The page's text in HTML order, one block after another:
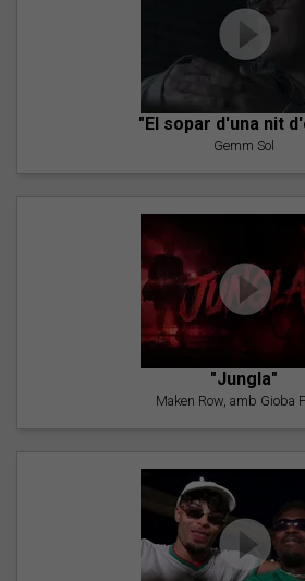
"El sopar d'una nit
Gemm Sol
"Jungla"
Maken Row, amb Gioba